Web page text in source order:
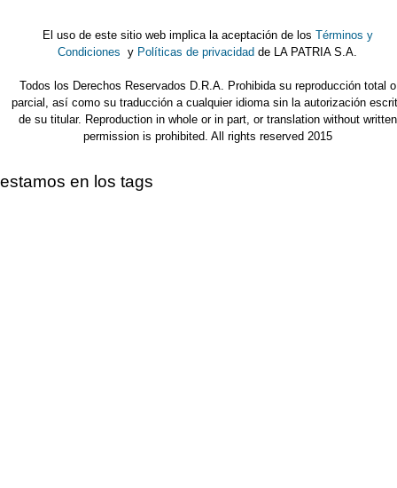
El uso de este sitio web implica la aceptación de los Términos y
Condiciones y Políticas de privacidad de LA PATRIA S.A.
Todos los Derechos Reservados D.R.A. Prohibida su reproducción total o
parcial, así como su traducción a cualquier idioma sin la autorización
de su titular. Reproduction in whole or in part, or translation without written
permission is prohibited. All rights reserved 2015
estamos en los tags